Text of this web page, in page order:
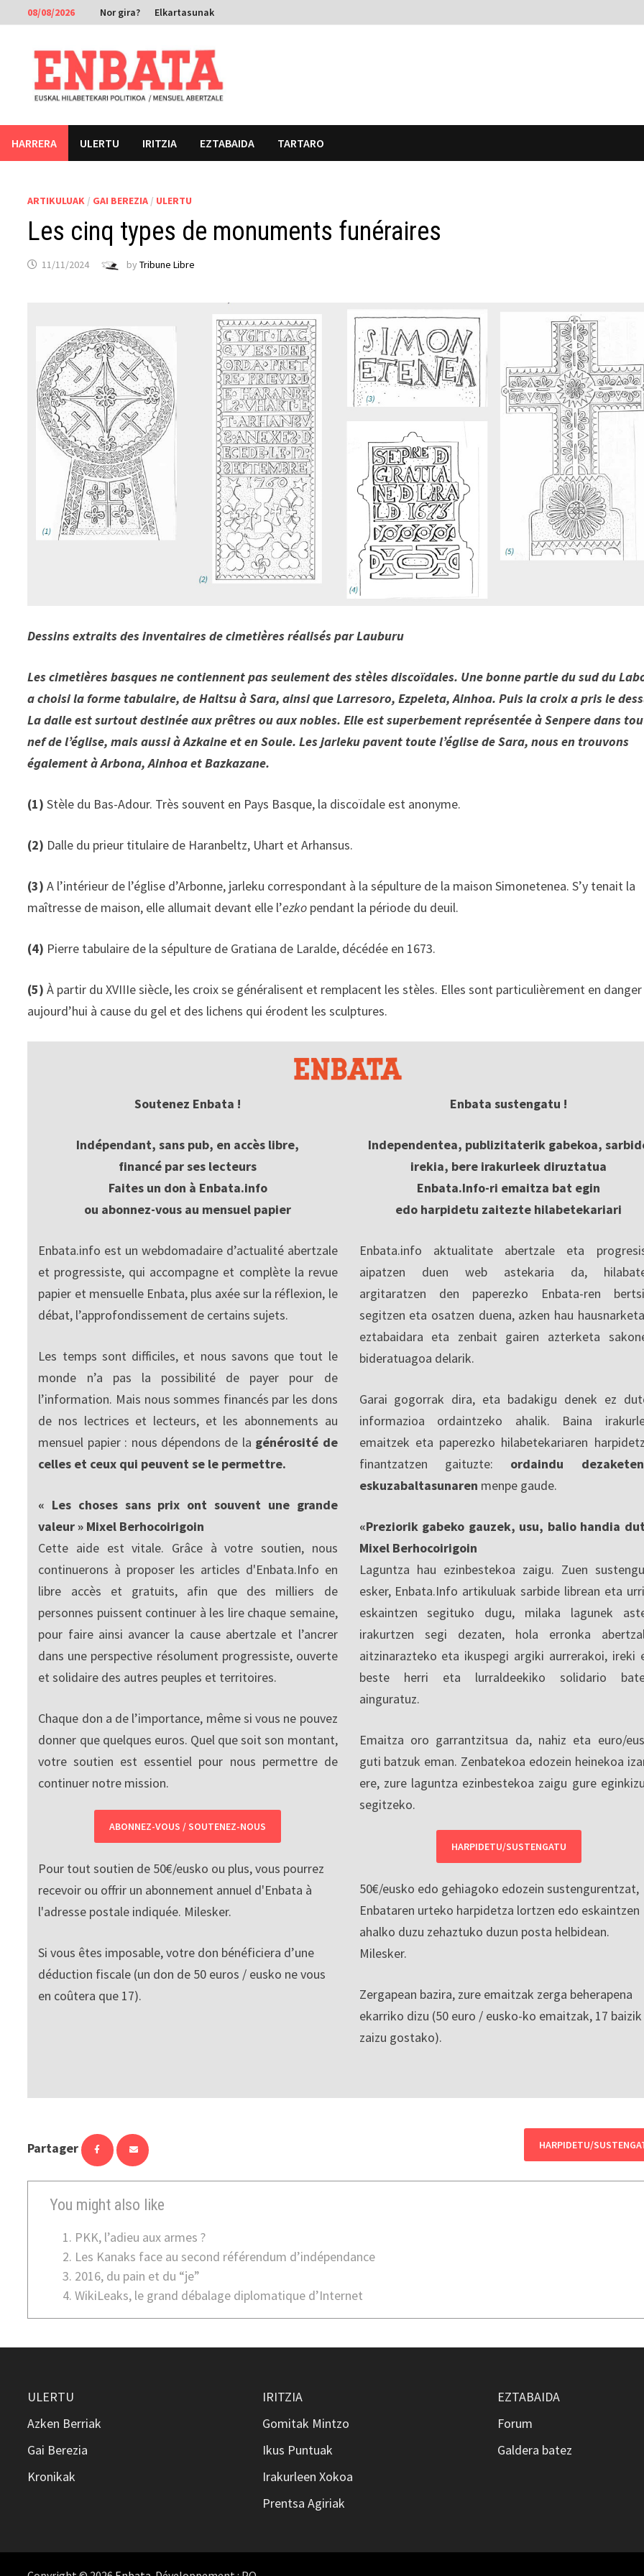
to
content
08/08/2026 Nor gira? Elkartasunak
HARRERA ULERTU IRITZIA EZTABAIDA TARTARO
ARTIKULUAK / GAI BEREZIA / ULERTU
Les cinq types de monuments funéraires
11/11/2024 byTribune Libre
Dessins extraits des inventaires de cimetières réalisés par Lauburu
Les cimetières basques ne contiennent pas seulement des stèles discoïdales. Une bonne partie du sud du
a choisi la forme tabulaire, de Haltsu à Sara, ainsi que Larresoro, Ezpeleta, Ainhoa. Puis la croix a pris le
La dalle est surtout destinée aux prêtres ou aux nobles. Elle est superbement représentée à Senpere dans
nef de l’église, mais aussi à Azkaine et en Soule. Les jarleku pavent toute l’église de Sara, nous en trouvons
également à Arbona, Ainhoa et Bazkazane.
(1) Stèle du Bas-Adour. Très souvent en Pays Basque, la discoïdale est anonyme.
(2) Dalle du prieur titulaire de Haranbeltz, Uhart et Arhansus.
(3) A l’intérieur de l’église d’Arbonne, jarleku correspondant à la sépulture de la maison Simonetenea. S’y tenait la
maîtresse de maison, elle allumait devant elle l’ezko pendant la période du deuil.
(4) Pierre tabulaire de la sépulture de Gratiana de Laralde, décédée en 1673.
(5) À partir du XVIIIe siècle, les croix se généralisent et remplacent les stèles. Elles sont particulièrement en danger
aujourd’hui à cause du gel et des lichens qui érodent les sculptures.
Soutenez Enbata !
Indépendant, sans pub, en accès libre,
financé par ses lecteurs
Faites un don à Enbata.info
ou abonnez-vous au mensuel papier
Enbata.info est un webdomadaire d’actualité abertzale
et progressiste, qui accompagne et complète la revue
papier et mensuelle Enbata, plus axée sur la réflexion, le
débat, l’approfondissement de certains sujets.
Les temps sont difficiles, et nous savons que tout le
monde n’a pas la possibilité de payer pour de
l’information. Mais nous sommes financés par les dons
de nos lectrices et lecteurs, et les abonnements au
mensuel papier : nous dépendons de la générosité de
celles et ceux qui peuvent se le permettre.
« Les choses sans prix ont souvent une grande
valeur » Mixel Berhocoirigoin
Cette aide est vitale. Grâce à votre soutien, nous
continuerons à proposer les articles d'Enbata.Info en
libre accès et gratuits, afin que des milliers de
personnes puissent continuer à les lire chaque semaine,
pour faire ainsi avancer la cause abertzale et l’ancrer
dans une perspective résolument progressiste, ouverte
et solidaire des autres peuples et territoires.
Chaque don a de l’importance, même si vous ne pouvez
donner que quelques euros. Quel que soit son montant,
votre soutien est essentiel pour nous permettre de
continuer notre mission.
ABONNEZ-VOUS / SOUTENEZ-NOUS
Pour tout soutien de 50€/eusko ou plus, vous pourrez
recevoir ou offrir un abonnement annuel d'Enbata à
l'adresse postale indiquée. Milesker.
Si vous êtes imposable, votre don bénéficiera d’une
déduction fiscale (un don de 50 euros / eusko ne vous
en coûtera que 17).
Enbata sustengatu !
Independentea, publizitaterik gabekoa,
irekia, bere irakurleek diruztatua
Enbata.Info-ri emaitza bat egin
edo harpidetu zaitezte hilabetekariari
Enbata.info aktualitate abertzale eta
aipatzen duen web astekaria da,
argitaratzen den paperezko Enbata-ren
segitzen eta osatzen duena, azken hau
eztabaidara eta zenbait gairen azterketa
bideratuagoa delarik.
Garai gogorrak dira, eta badakigu denek ez
informazioa ordaintzeko ahalik. Baina
emaitzek eta paperezko hilabetekariaren
finantzatzen gaituzte: ordaindu
eskuzabaltasunaren menpe gaude.
«Preziorik gabeko gauzek, usu, balio handia
Mixel Berhocoirigoin
Laguntza hau ezinbestekoa zaigu. Zuen
esker, Enbata.Info artikuluak sarbide librean eta
eskaintzen segituko dugu, milaka lagunek
irakurtzen segi dezaten, hola erronka
aitzinarazteko eta ikuspegi argiki aurrerakoi, ireki
beste herri eta lurraldeekiko solidario
ainguratuz.
Emaitza oro garrantzitsua da, nahiz eta euro/
guti batzuk eman. Zenbatekoa edozein heinekoa
ere, zure laguntza ezinbestekoa zaigu gure
segitzeko.
HARPIDETU/SUSTENGATU
50€/eusko edo gehiagoko edozein sustengurentzat,
Enbataren urteko harpidetza lortzen edo eskaintzen
ahalko duzu zehaztuko duzun posta helbidean.
Milesker.
Zergapean bazira, zure emaitzak zerga beherapena
ekarriko dizu (50 euro / eusko-ko emaitzak, 17 baizik
zaizu gostako).
Partager HARPIDETU/
You might also like
PKK, l’adieu aux armes ?
Les Kanaks face au second référendum d’indépendance
2016, du pain et du “je”
WikiLeaks, le grand débalage diplomatique d’Internet
ULERTU
Azken Berriak
Gai Berezia
Kronikak
IRITZIA
Gomitak Mintzo
Ikus Puntuak
Irakurleen Xokoa
Prentsa Agiriak
EZTABAIDA
Forum
Galdera batez